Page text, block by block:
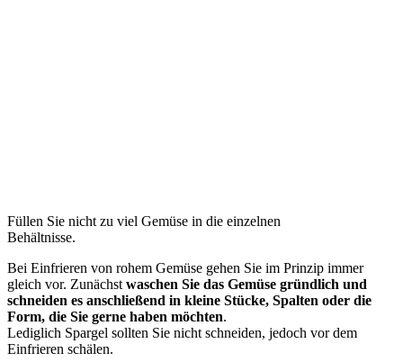
Füllen Sie nicht zu viel Gemüse in die einzelnen
Behältnisse.
Bei Einfrieren von rohem Gemüse gehen Sie im Prinzip immer
gleich vor. Zunächstwaschen Sie das Gemüse gründlich und
schneiden es anschließend in kleine Stücke, Spalten oder die
Form, die Sie gerne haben möchten.
Lediglich Spargel sollten Sie nicht schneiden, jedoch vor dem
Einfrieren schälen.